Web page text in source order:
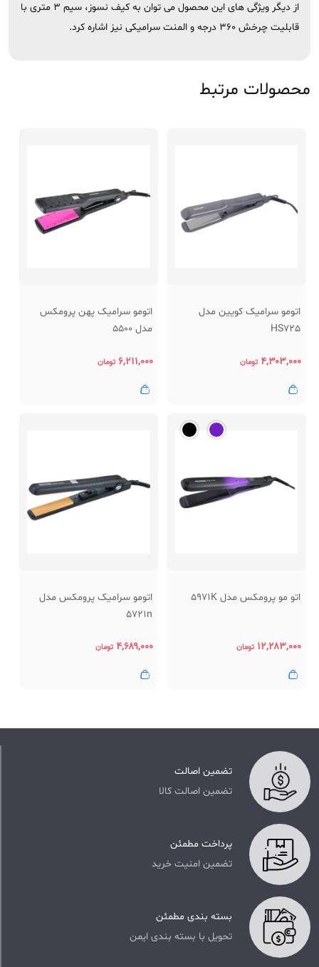
از دیگر ویژگی های این محصول می توان به کیف نسوز، سیم 3 متری با
قابلیت چرخش 360 درجه و المنت سرامیکی نیز اشاره کرد.
محصولات مرتبط
اتومو سرامیک کویین مدل
HS725
۴,۳۰۳,۰۰۰ تومان
اتومو سرامیک پهن پرومکس
مدل 5500
۶,۲۱۱,۰۰۰ تومان
اتو مو پرومکس مدل 5971K
۱۲,۲۸۳,۰۰۰ تومان
اتومو سرامیک پرومکس مدل
5721n
۴,۶۸۹,۰۰۰ تومان
تضمین اصالت
تضمین اصالت کالا
پرداخت مطمئن
تضمین امنیت خرید
بسته بندی مطمئن
تحویل با بسته بندی ایمن